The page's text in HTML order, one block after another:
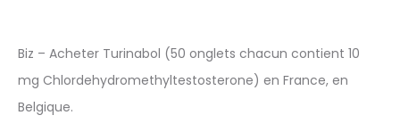
Biz – Acheter Turinabol (50 onglets chacun contient 10
mg Chlordehydromethyltestosterone) en France, en
Belgique.